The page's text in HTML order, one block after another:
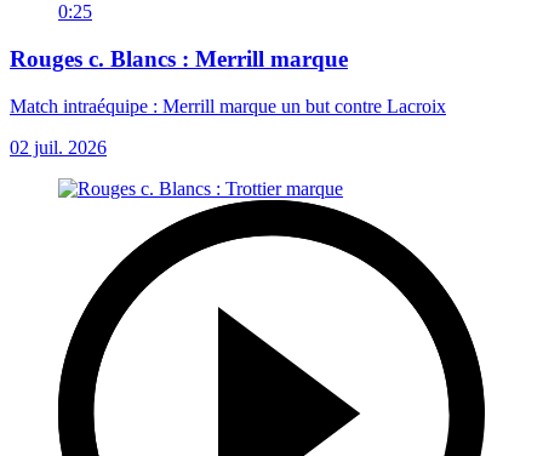
0:25
Rouges c. Blancs : Merrill marque
Match intraéquipe : Merrill marque un but contre Lacroix
02 juil. 2026